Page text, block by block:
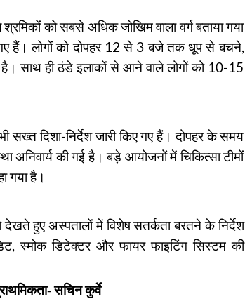
को सबसे अधिक जोखिम वाला वर्ग बताया गया
हैं। लोगों को दोपहर 12 से 3 बजे तक धूप से बचने,
साथ ही ठंडे इलाकों से आने वाले लोगों को 10-15
सख्त दिशा-निर्देश जारी किए गए हैं। दोपहर के समय
अनिवार्य की गई है। बड़े आयोजनों में चिकित्सा टीमों
गया है।
हुए अस्पतालों में विशेष सतर्कता बरतने के निर्देश
स्मोक डिटेक्टर और फायर फाइटिंग सिस्टम की
सचिन कुर्वे